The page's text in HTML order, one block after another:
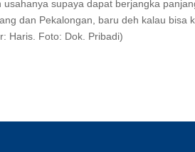
supaya dapat berjangka
dan Pekalongan, baru deh kalau bisa
Haris. Foto: Dok. Pribadi)